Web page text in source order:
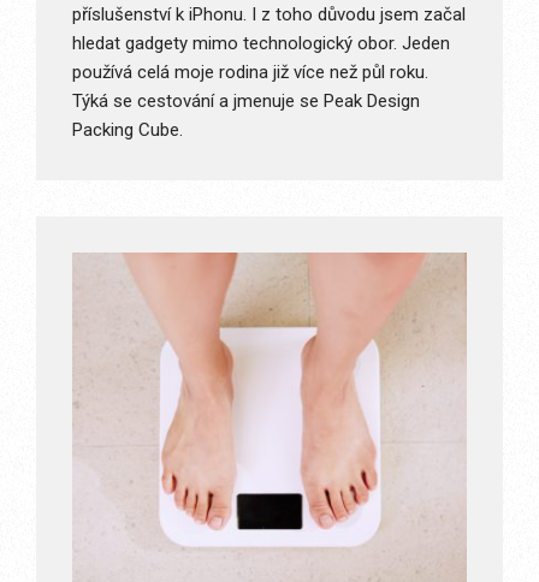
příslušenství k iPhonu. I z toho důvodu jsem začal
hledat gadgety mimo technologický obor. Jeden
používá celá moje rodina již více než půl roku.
Týká se cestování a jmenuje se Peak Design
Packing Cube.